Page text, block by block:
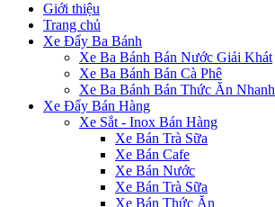
Giới thiệu
Trang chủ
Xe Đẩy Ba Bánh
Xe Ba Bánh Bán Nước Giải Khát
Xe Ba Bánh Bán Cà Phê
Xe Ba Bánh Bán Thức Ăn Nhanh
Xe Đẩy Bán Hàng
Xe Sắt - Inox Bán Hàng
Xe Bán Trà Sữa
Xe Bán Cafe
Xe Bán Nước
Xe Bán Trà Sữa
Xe Bán Thức Ăn